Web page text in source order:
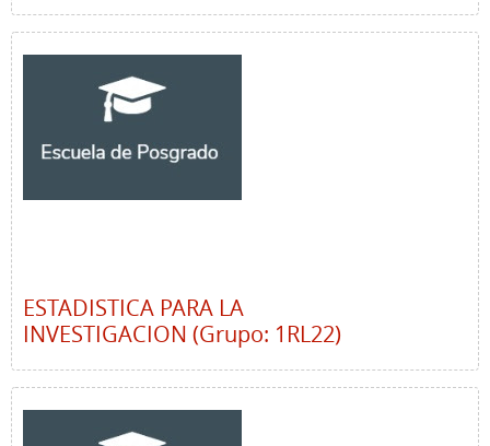
ESTADISTICA PARA LA
INVESTIGACION (Grupo: 1RL22)